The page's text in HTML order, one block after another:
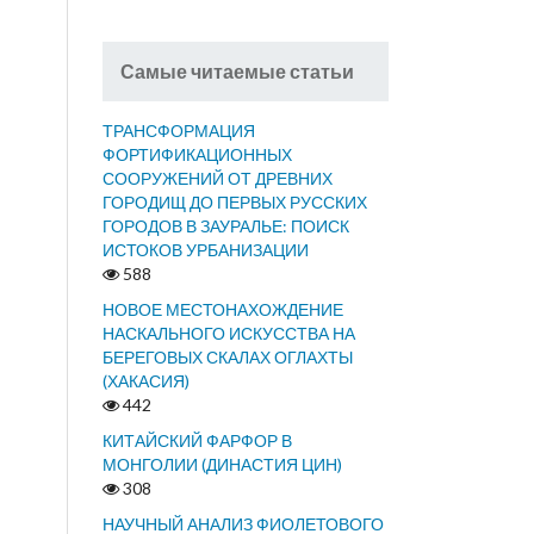
Самые читаемые статьи
ТРАНСФОРМАЦИЯ
ФОРТИФИКАЦИОННЫХ
СООРУЖЕНИЙ ОТ ДРЕВНИХ
ГОРОДИЩ ДО ПЕРВЫХ РУССКИХ
ГОРОДОВ В ЗАУРАЛЬЕ: ПОИСК
ИСТОКОВ УРБАНИЗАЦИИ
588
НОВОЕ МЕСТОНАХОЖДЕНИЕ
НАСКАЛЬНОГО ИСКУССТВА НА
БЕРЕГОВЫХ СКАЛАХ ОГЛАХТЫ
(ХАКАСИЯ)
442
КИТАЙСКИЙ ФАРФОР В
МОНГОЛИИ (ДИНАСТИЯ ЦИН)
308
НАУЧНЫЙ АНАЛИЗ ФИОЛЕТОВОГО